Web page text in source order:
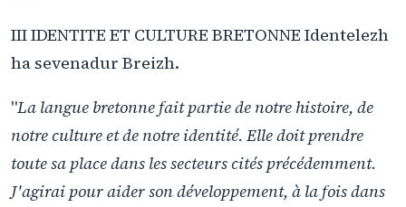
III IDENTITE ET CULTURE BRETONNE Identelezh
ha sevenadur Breizh.
"La langue bretonne fait partie de notre histoire, de
notre culture et de notre identité. Elle doit prendre
toute sa place dans les secteurs cités précédemment.
J'agirai pour aider son développement, à la fois dans